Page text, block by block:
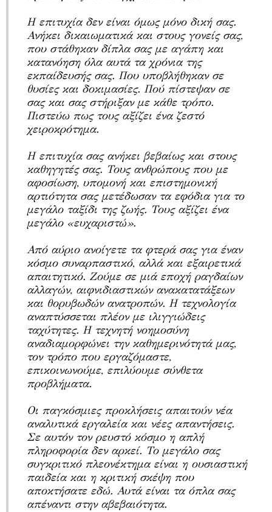
Η επιτυχία δεν είναι όμως μόνο δική σας.
Ανήκει δικαιωματικά και στους γονείς σας,
που στάθηκαν δίπλα σας με αγάπη και
κατανόηση όλα αυτά τα χρόνια της
εκπαίδευσής σας. Που υποβλήθηκαν σε
θυσίες και δοκιμασίες. Πού πίστεψαν σε
σας και σας στήριξαν με κάθε τρόπο.
Πιστεύω πως τους αξίζει ένα ζεστό
χειροκρότημα.
Η επιτυχία σας ανήκει βεβαίως και στους
καθηγητές σας. Τους ανθρώπους που με
αφοσίωση, υπομονή και επιστημονική
αρτιότητα σας μετέδωσαν τα εφόδια για το
μεγάλο ταξίδι της ζωής. Τους αξίζει ένα
μεγάλο «ευχαριστώ».
Από αύριο ανοίγετε τα φτερά σας για έναν
κόσμο συναρπαστικό, αλλά και εξαιρετικά
απαιτητικό. Ζούμε σε μιά εποχή ραγδαίων
αλλαγών, αιφνιδιαστικών ανακατατάξεων
και θορυβωδών ανατροπών. Η τεχνολογία
αναπτύσσεται πλέον με ιλιγγιώδεις
ταχύτητες. Η τεχνητή νοημοσύνη
αναδιαμορφώνει την καθημερινότητά μας,
τον τρόπο που εργαζόμαστε,
επικοινωνούμε, επιλύουμε σύνθετα
προβλήματα.
Οι παγκόσμιες προκλήσεις απαιτούν νέα
αναλυτικά εργαλεία και νέες απαντήσεις.
Σε αυτόν τον ρευστό κόσμο η απλή
πληροφορία δεν αρκεί. Το μεγάλο σας
συγκριτικό πλεονέκτημα είναι η ουσιαστική
παιδεία και η κριτική σκέψη που
αποκτήσατε εδώ. Αυτά είναι τα όπλα σας
απέναντι στην αβεβαιότητα.